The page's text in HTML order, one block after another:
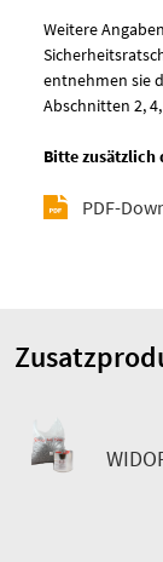
Weitere
entnehmen sie
Abschnitten 2,
Bitte
PDF-